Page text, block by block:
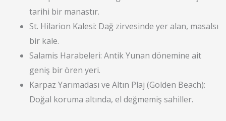
tarihi bir manastır.
St. Hilarion Kalesi: Dağ zirvesinde yer alan, masalsı
bir kale.
Salamis Harabeleri: Antik Yunan dönemine ait
geniş bir ören yeri.
Karpaz Yarımadası ve Altın Plaj (Golden Beach):
Doğal koruma altında, el değmemiş sahiller.